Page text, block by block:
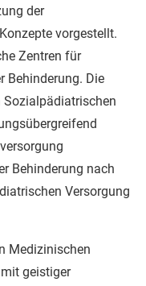
der
vorgestellt.
Zentren für
Behinderung. Die
Sozialpädiatrischen
Behinderung nach
Versorgung
Medizinischen
geistiger